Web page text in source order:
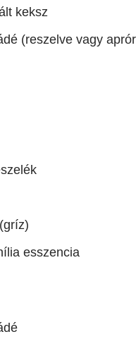
keksz
(reszelve vagy
esszencia